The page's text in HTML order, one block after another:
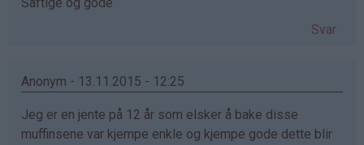
Saftige og gode
Svar
Anonym - 13.11.2015 - 12:25
Jeg er en jente på 12 år som elsker å bake disse
muffinsene var kjempe enkle og kjempe gode dette blir